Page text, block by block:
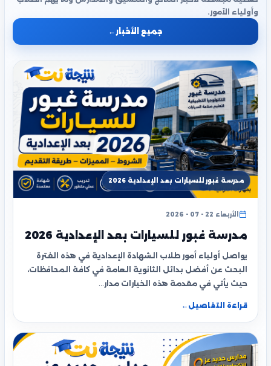
وأولياء الأمور.
جميع الأخبار ←
مدرسة غبور للسيارات بعد الإعدادية 2026
الأربعاء 22 - 07 - 2026
مدرسة غبور للسيارات بعد الإعدادية 2026
يواصل أولياء أمور طلاب الشهادة الإعدادية في هذه الفترة
البحث عن أفضل بدائل الثانوية العامة في كافة المحافظات،
حيث يأتي في مقدمة هذه الخيارات مدار…
قراءة التفاصيل ←